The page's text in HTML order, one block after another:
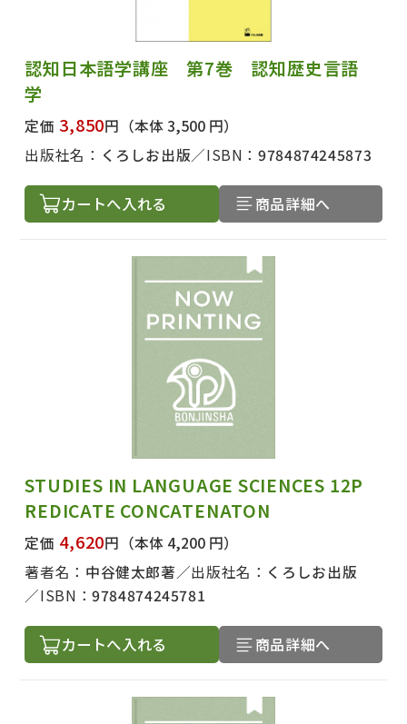
認知日本語学講座 第7巻 認知歴史言語
学
定価 3,850円 （本体 3,500 円）
出版社名： くろしお出版 ISBN：9784874245873
カートへ入れる 商品詳細へ
STUDIES IN LANGUAGE SCIENCES 12P
REDICATE CONCATENATON
定価 4,620円 （本体 4,200 円）
著者名： 中谷健太郎著 出版社名： くろしお出版
ISBN：9784874245781
カートへ入れる 商品詳細へ